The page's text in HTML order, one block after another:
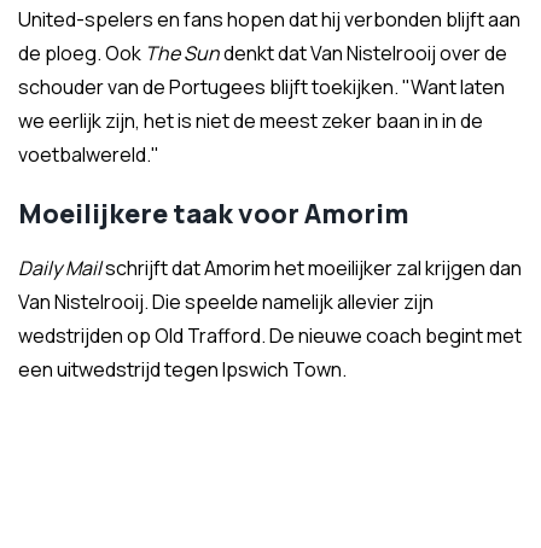
United-spelers en fans hopen dat hij verbonden blijft aan
de ploeg. Ook The Sundenkt dat Van Nistelrooij over de
schouder van de Portugees blijft toekijken. "Want laten
we eerlijk zijn, het is niet de meest zeker baan in in de
voetbalwereld."
Moeilijkere taak voor Amorim
Daily Mailschrijft dat Amorim het moeilijker zal krijgen dan
Van Nistelrooij. Die speelde namelijk allevier zijn
wedstrijden op Old Trafford. De nieuwe coach begint met
een uitwedstrijd tegen Ipswich Town.